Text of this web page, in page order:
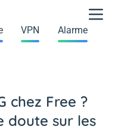
VPN Alarme
chez Free ?
doute sur les